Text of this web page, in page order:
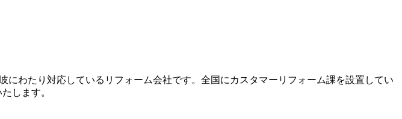
わたり対応しているリフォーム会社です。全国にカスタマーリフォーム課を設置してい
します。